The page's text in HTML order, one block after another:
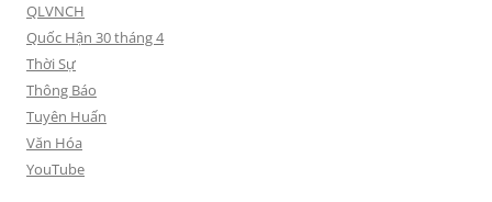
QLVNCH
Quốc Hận 30 tháng 4
Thời Sự
Thông Báo
Tuyên Huấn
Văn Hóa
YouTube